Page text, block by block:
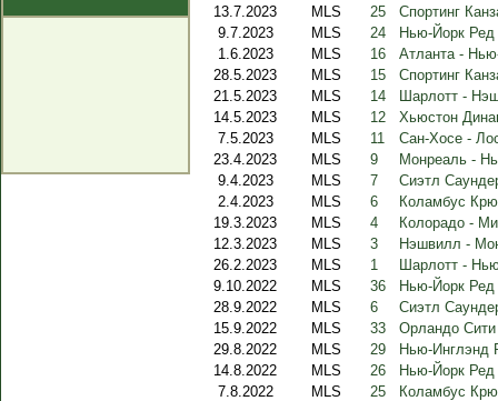
13.7.2023
MLS 25
Спортинг
9.7.2023
MLS 24
Нью-Йорк
1.6.2023
MLS 16
Атланта -
28.5.2023
MLS 15
Спортинг
21.5.2023
MLS 14
Шарлотт -
14.5.2023
MLS 12
Хьюстон
7.5.2023
MLS 11
Сан-Хосе -
23.4.2023
MLS 9
Монреаль -
9.4.2023
MLS 7
Сиэтл
2.4.2023
MLS 6
Коламбус
19.3.2023
MLS 4
Колорадо -
12.3.2023
MLS 3
Нэшвилл -
26.2.2023
MLS 1
Шарлотт -
9.10.2022
MLS 36
Нью-Йорк
28.9.2022
MLS 6
Сиэтл
15.9.2022
MLS 33
Орландо Сити
29.8.2022
MLS 29
Нью-Инглэнд
14.8.2022
MLS 26
Нью-Йорк
7.8.2022
MLS 25
Коламбус